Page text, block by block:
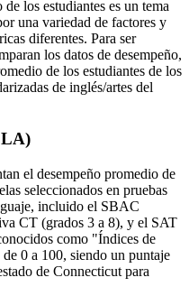
los estudiantes es un tema
una variedad de factores y
diferentes. Para ser
los datos de desempeño,
de los estudiantes de los
de inglés/artes del
el desempeño promedio de
seleccionados en pruebas
incluido el SBAC
CT (grados 3 a 8), y el SAT
como "Índices de
0 a 100, siendo un puntaje
de Connecticut para